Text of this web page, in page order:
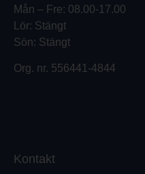
Mån – Fre: 08.00-17.00
Lör: Stängt
Sön: Stängt
Org. nr. 556441-4844
Kontakt